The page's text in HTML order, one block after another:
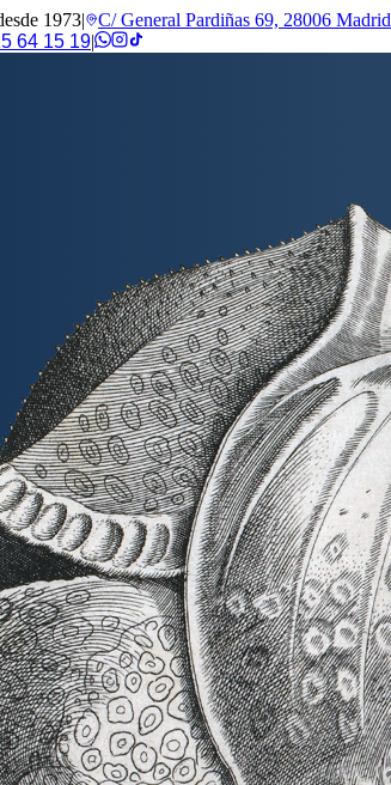
1973|
C/ General Pardiñas 69, 28006 Madrid
64 15 19|